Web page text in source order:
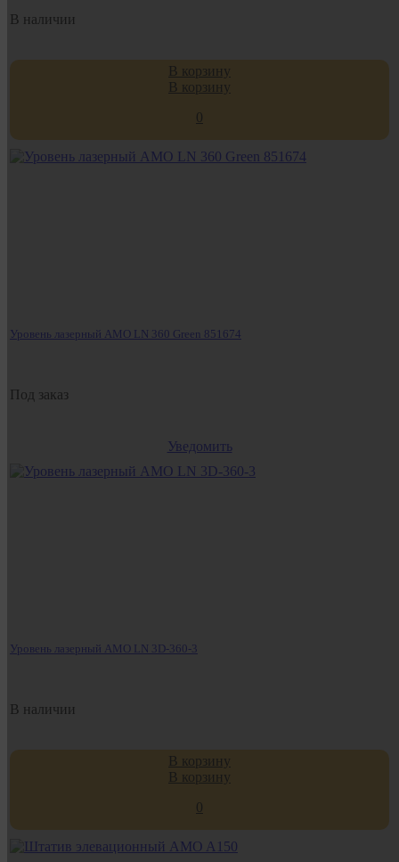
В наличии
В корзину
В корзину
0
Уровень лазерный AMO LN 360 Green 851674
Под заказ
Уведомить
Уровень лазерный AMO LN 3D-360-3
В наличии
В корзину
В корзину
0